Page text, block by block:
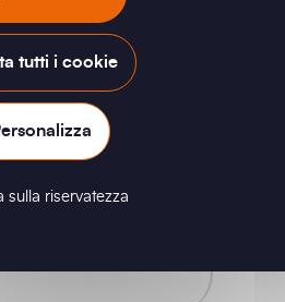
è diventata uno dei
nella progettazione e
apparecchiature per il
delle reti e di
per lavori sotto
tutti i cookie
sulla riservatezza